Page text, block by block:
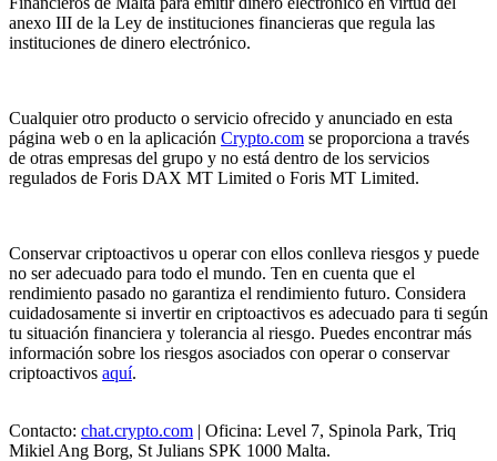
anexo III de la Ley de instituciones financieras que regula las
instituciones de dinero electrónico.
Cualquier otro producto o servicio ofrecido y anunciado en esta
página web o en la aplicación Crypto.com se proporciona a través
de otras empresas del grupo y no está dentro de los servicios
regulados de Foris DAX MT Limited o Foris MT Limited.
Conservar criptoactivos u operar con ellos conlleva riesgos y puede
no ser adecuado para todo el mundo. Ten en cuenta que el
rendimiento pasado no garantiza el rendimiento futuro. Considera
cuidadosamente si invertir en criptoactivos es adecuado para ti según
tu situación financiera y tolerancia al riesgo. Puedes encontrar más
información sobre los riesgos asociados con operar o conservar
criptoactivos aquí.
Contacto: chat.crypto.com | Oficina: Level 7, Spinola Park, Triq
Mikiel Ang Borg, St Julians SPK 1000 Malta.